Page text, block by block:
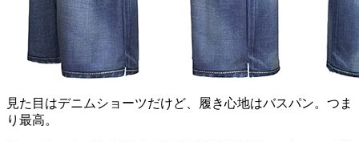
見た目はデニムショーツだけど、履き心地はバスパン。つま
り最高。